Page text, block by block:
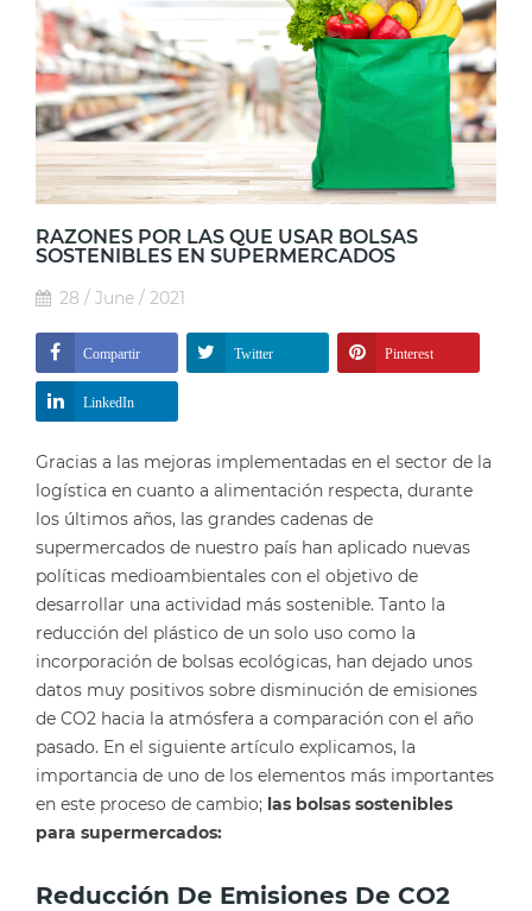
RAZONES POR LAS QUE USAR BOLSAS
SOSTENIBLES EN SUPERMERCADOS
28 / June / 2021
Compartir Twitter Pinterest
LinkedIn
Gracias a las mejoras implementadas en el sector de la
logística en cuanto a alimentación respecta, durante
los últimos años, las grandes cadenas de
supermercados de nuestro país han aplicado nuevas
políticas medioambientales con el objetivo de
desarrollar una actividad más sostenible. Tanto la
reducción del plástico de un solo uso como la
incorporación de bolsas ecológicas, han dejado unos
datos muy positivos sobre disminución de emisiones
de CO2 hacia la atmósfera a comparación con el año
pasado. En el siguiente artículo explicamos, la
importancia de uno de los elementos más importantes
en este proceso de cambio; las bolsas sostenibles
para supermercados:
Reducción De Emisiones De CO2